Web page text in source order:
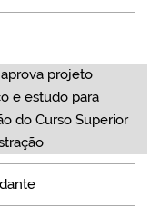
projeto
e estudo para
do Curso Superior